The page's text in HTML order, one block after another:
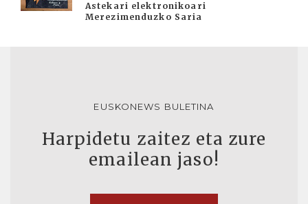
Astekari elektronikoari
Merezimenduzko Saria
EUSKONEWS BULETINA
Harpidetu zaitez eta zure
emailean jaso!